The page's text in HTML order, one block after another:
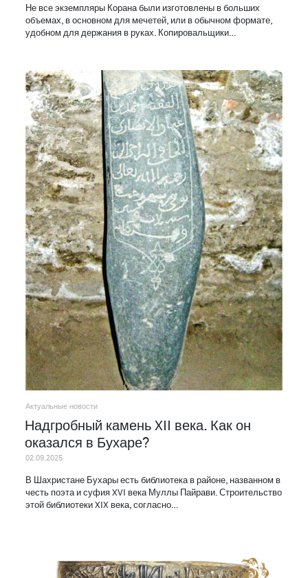
Не все экземпляры Корана были изготовлены в больших
объемах, в основном для мечетей, или в обычном формате,
удобном для держания в руках. Копировальщики…
Актуальные новости
Надгробный камень XII века. Как он
оказался в Бухаре?
02.09.2025
В Шахристане Бухары есть библиотека в районе, названном в
честь поэта и суфия XVI века Муллы Пайрави. Строительство
этой библиотеки XIX века, согласно…